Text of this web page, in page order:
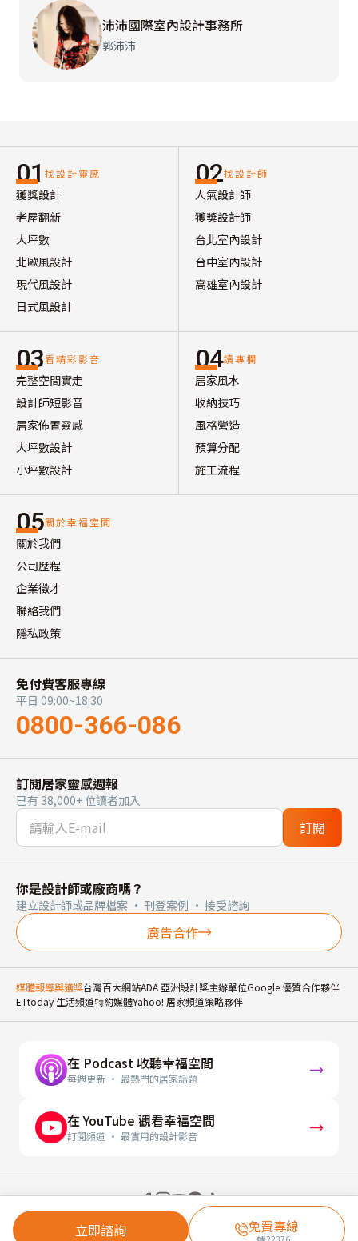
沛沛國際室內設計事務所
郭沛沛
立即諮詢 免費專線
01 找設計靈感
獲獎設計
老屋翻新
大坪數
北歐風設計
現代風設計
日式風設計
02找設計師
人氣設計師
獲獎設計師
台北室內設計
台中室內設計
高雄室內設計
03看精彩影音
完整空間實走
設計師短影音
居家佈置靈感
大坪數設計
小坪數設計
04讀專欄
居家風水
收納技巧
風格營造
預算分配
施工流程
05關於幸福空間
關於我們
公司歷程
企業徵才
聯絡我們
隱私政策
免付費客服專線
平日 09:00~18:30
0800-366-086
訂閱居家靈感週報
已有 38,000+ 位讀者加入
訂閱
你是設計師或廠商嗎？
建立設計師或品牌檔案 · 刊登案例 · 接受諮詢
廣告合作
媒體報導與獲獎台灣百大網站ADA 亞洲設計獎主辦單位Google 優質合作夥伴
ETtoday 生活頻道特約媒體Yahoo! 居家頻道策略夥伴
在 Podcast 收聽幸福空間
每週更新 · 最熱門的居家話題
在 YouTube 觀看幸福空間
訂閱頻道 · 最實用的設計影音
© 2026 幸福空間 Gorgeous Space Co., Ltd.